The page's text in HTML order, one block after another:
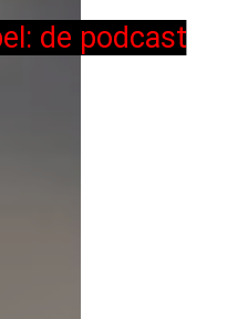
de podcast